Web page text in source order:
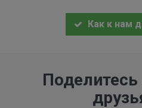
Как к нам